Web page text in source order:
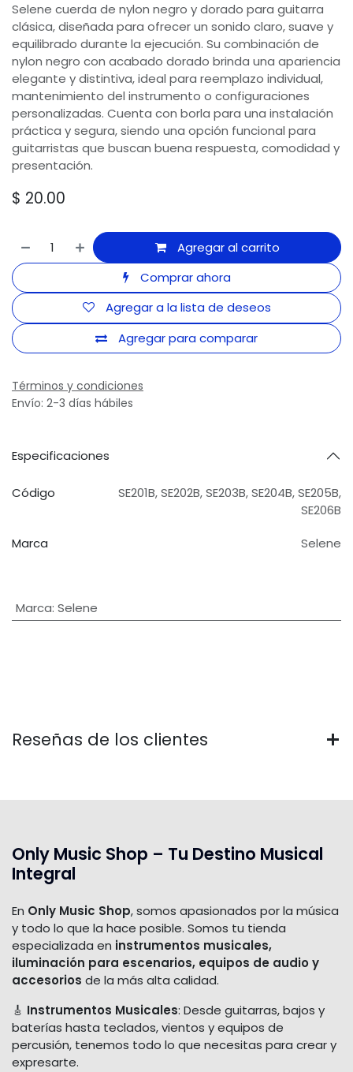
Selene cuerda de nylon negro y dorado para guitarra
clásica, diseñada para ofrecer un sonido claro, suave y
equilibrado durante la ejecución. Su combinación de
nylon negro con acabado dorado brinda una apariencia
elegante y distintiva, ideal para reemplazo individual,
mantenimiento del instrumento o configuraciones
personalizadas. Cuenta con borla para una instalación
práctica y segura, siendo una opción funcional para
guitarristas que buscan buena respuesta, comodidad y
presentación.
$ 20.00
Agregar al carrito
Comprar ahora
Agregar para comparar
Agregar a la lista de deseos
Términos y condiciones
Envío: 2-3 días hábiles
Especificaciones
Código SE201B,SE202B,SE203B,SE204B,SE205B,
SE206B
Marca
Selene
Marca: Selene
Reseñas de los clientes
Only Music Shop – Tu Destino Musical
Integral
En Only Music Shop, somos apasionados por la música
y todo lo que la hace posible. Somos tu tienda
especializada en instrumentos musicales,
iluminación para escenarios, equipos de audio y
accesorios de la más alta calidad.
🎸 Instrumentos Musicales: Desde guitarras, bajos y
baterías hasta teclados, vientos y equipos de
percusión, tenemos todo lo que necesitas para crear y
expresarte.